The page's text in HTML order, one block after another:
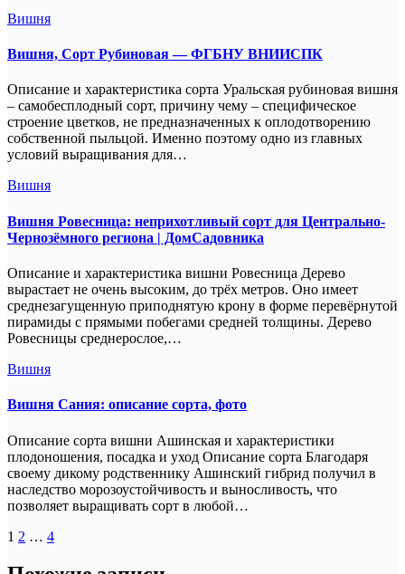
Вишня
Вишня, Сорт Рубиновая — ФГБНУ ВНИИСПК
Описание и характеристика сорта Уральская рубиновая вишня
– самобесплодный сорт, причину чему – специфическое
строение цветков, не предназначенных к оплодотворению
собственной пыльцой. Именно поэтому одно из главных
условий выращивания для…
Вишня
Вишня Ровесница: неприхотливый сорт для Центрально-
Чернозёмного региона | ДомСадовника
Описание и характеристика вишни Ровесница Дерево
вырастает не очень высоким, до трёх метров. Оно имеет
среднезагущенную приподнятую крону в форме перевёрнутой
пирамиды с прямыми побегами средней толщины. Дерево
Ровесницы среднерослое,…
Вишня
Вишня Сания: описание сорта, фото
Описание сорта вишни Ашинская и характеристики
плодоношения, посадка и уход Описание сорта Благодаря
своему дикому родственнику Ашинский гибрид получил в
наследство морозоустойчивость и выносливость, что
позволяет выращивать сорт в любой…
Пагинация
записей
1 2 … 4